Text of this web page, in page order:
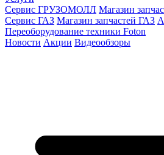
Сервис ГРУЗОМОЛЛ Магазин
Сервис ГАЗ Магазин запчастей ГАЗ
Переоборудование техники Foton
Новости Акции Видеообзоры